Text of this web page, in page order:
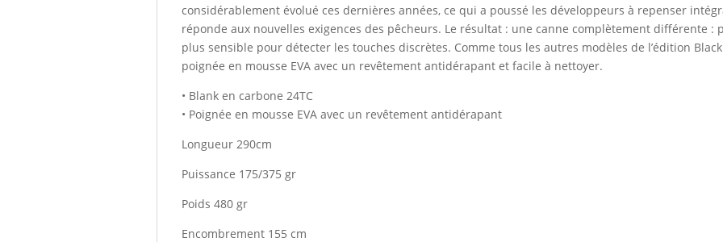
considérablement évolué ces dernières années, ce qui a poussé les développeurs à repenser
réponde aux nouvelles exigences des pêcheurs. Le résultat : une canne complètement différente :
plus sensible pour détecter les touches discrètes. Comme tous les autres modèles de l’édition
poignée en mousse EVA avec un revêtement antidérapant et facile à nettoyer.
• Blank en carbone 24TC
• Poignée en mousse EVA avec un revêtement antidérapant
Longueur 290cm
Puissance 175/375 gr
Poids 480 gr
Encombrement 155 cm